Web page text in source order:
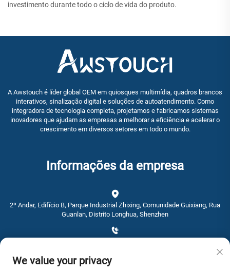
investimento durante todo o ciclo de vida do produto.
A Awstouch é líder global OEM em quiosques multimídia, quadros brancos
interativos, sinalização digital e soluções de autoatendimento. Como
integradora de tecnologia completa, projetamos e fabricamos sistemas
inovadores que ajudam as empresas a melhorar a eficiência e acelerar o
crescimento em diversos setores em todo o mundo.
Informações da empresa
2º Andar, Edifício B, Parque Industrial Zhixing, Comunidade Guixiang, Rua
Guanlan, Distrito Longhua, Shenzhen
[email protected]
We value your privacy